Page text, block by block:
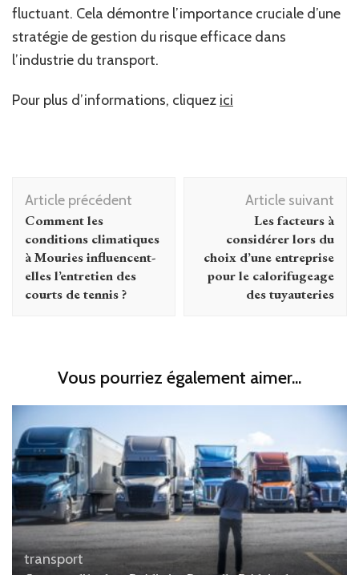
fluctuant. Cela démontre l’importance cruciale d’une
stratégie de gestion du risque efficace dans
l’industrie du transport.
Pour plus d’informations, cliquez ici
Navigation
d'article
Article précédent
Comment les
conditions climatiques
à Mouries influencent-
elles l’entretien des
courts de tennis ?
Article suivant
Les facteurs à
considérer lors du
choix d’une entreprise
pour le calorifugeage
des tuyauteries
Vous pourriez également aimer...
transport